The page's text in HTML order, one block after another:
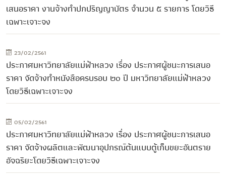
เสนอราคา งานจ้างทำปกปริญญาบัตร จำนวน ๕ รายการ โดยวิธี
เฉพาะเจาะจง
23/02/2561
ประกาศมหาวิทยาลัยแม่ฟ้าหลวง เรื่อง ประกาศผู้ชนะการเสนอ
ราคา จัดจ้างทำหนังสือครบรอบ ๒๐ ปี มหาวิทยาลัยแม่ฟ้าหลวง
โดยวิธีเฉพาะเจาะจง
05/02/2561
ประกาศมหาวิทยาลัยแม่ฟ้าหลวง เรื่อง ประกาศผู้ชนะการเสนอ
ราคา จัดจ้างผลิตและพัฒนาอุปกรณ์ต้นแบบตู้เก็บขยะอันตราย
อัจฉริยะโดยวิธีเฉพาะเจาะจง